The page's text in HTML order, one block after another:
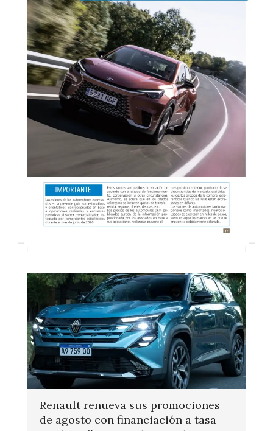
Renault renueva sus promociones
de agosto con financiación a tasa